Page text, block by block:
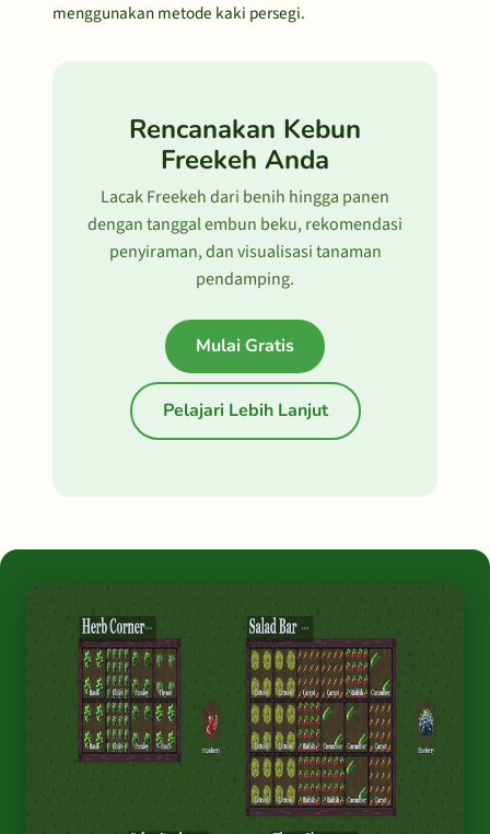
menggunakan metode kaki persegi.
Rencanakan Kebun
Freekeh Anda
Lacak Freekeh dari benih hingga panen
dengan tanggal embun beku, rekomendasi
penyiraman, dan visualisasi tanaman
pendamping.
Mulai Gratis
Pelajari Lebih Lanjut